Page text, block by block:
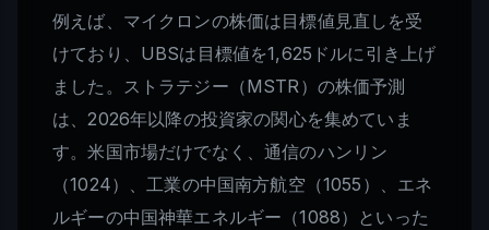
例えば、マイクロンの株価は目標値見直しを受
けており、UBSは目標値を1,625ドルに引き上げ
ました。ストラテジー（MSTR）の株価予測
は、2026年以降の投資家の関心を集めていま
す。米国市場だけでなく、通信のハンリン
（1024）、工業の中国南方航空（1055）、エネ
ルギーの中国神華エネルギー（1088）といった